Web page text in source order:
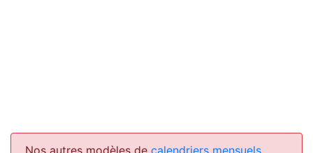
Nos autres modèles de calendriers mensuels